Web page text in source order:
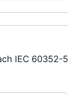
IEC 60352-5